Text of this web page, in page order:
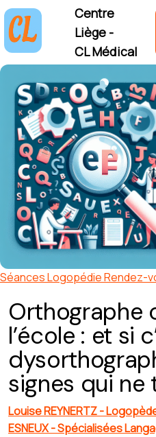
Centre
Liège -
CL Médical
Séances Logopédie Rendez-
Orthographe
l’école : et si
signes qui
Louise REYNERTZ -
ESNEUX - Spécialisées